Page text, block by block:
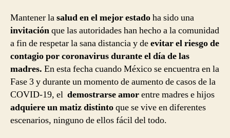
Mantener lasalud en el mejor estadoha sido una
invitaciónque las autoridades han hecho a la comunidad
a fin de respetar la sana distancia y deevitar el riesgo de
contagio por coronavirus durante el día de las
madres. En esta fecha cuando México se encuentra en la
Fase 3 y durante un momento de aumento de casos de la
COVID-19, el demostrarse amorentre madres e hijos
adquiere un matiz distintoque se vive en diferentes
escenarios, ninguno de ellos fácil del todo.